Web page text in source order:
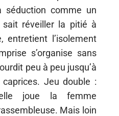
séduction comme un
sait réveiller la pitié à
entretient l’isolement
s’organise sans
peu à peu jusqu’à
Jeu double :
joue la femme
Mais loin